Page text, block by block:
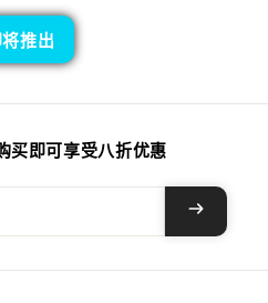
推出
买即可享受八折优惠